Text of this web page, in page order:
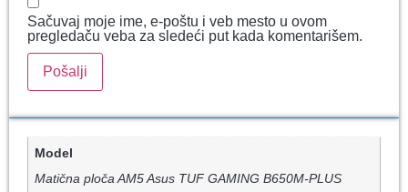
Sačuvaj moje ime, e-poštu i veb mesto u ovom
pregledaču veba za sledeći put kada komentarišem.
Model
Matična ploča AM5 Asus TUF GAMING B650M-PLUS